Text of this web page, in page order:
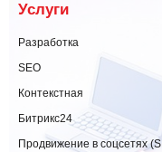
Услуги
Разработка
SEO
Контекстная
Битрикс24
Продвижение в соцсетях